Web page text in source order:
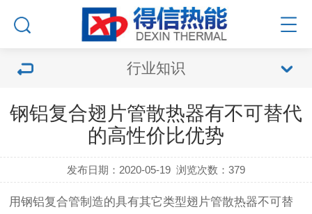
行业知识
钢铝复合翅片管散热器有不可替代
的高性价比优势
发布日期：2020-05-19 浏览次数：379
用钢铝复合管制造的具有其它类型翅片管散热器不可替